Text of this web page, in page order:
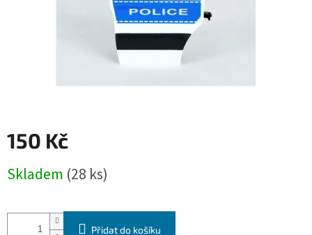
150 Kč
cena:
Skladem (28 ks)
Přidat do košíku